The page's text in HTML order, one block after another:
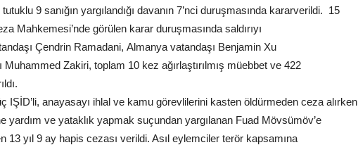
9 sanığın yargılandığı davanın 7’nci duruşmasında kararverildi. 15
Mahkemesi’nde görülen karar duruşmasında saldırıyı
Çendrin Ramadani, Almanya vatandaşı Benjamin Xu
Zakiri, toplam 10 kez ağırlaştırılmış müebbet ve 422
IŞİD’li, anayasayı ihlal ve kamu görevlilerini kasten öldürmeden ceza alırken
yardım ve yataklık yapmak suçundan yargılanan Fuad Mövsümöv’e
13 yıl 9 ay hapis cezası verildi. Asıl eylemciler terör kapsamına